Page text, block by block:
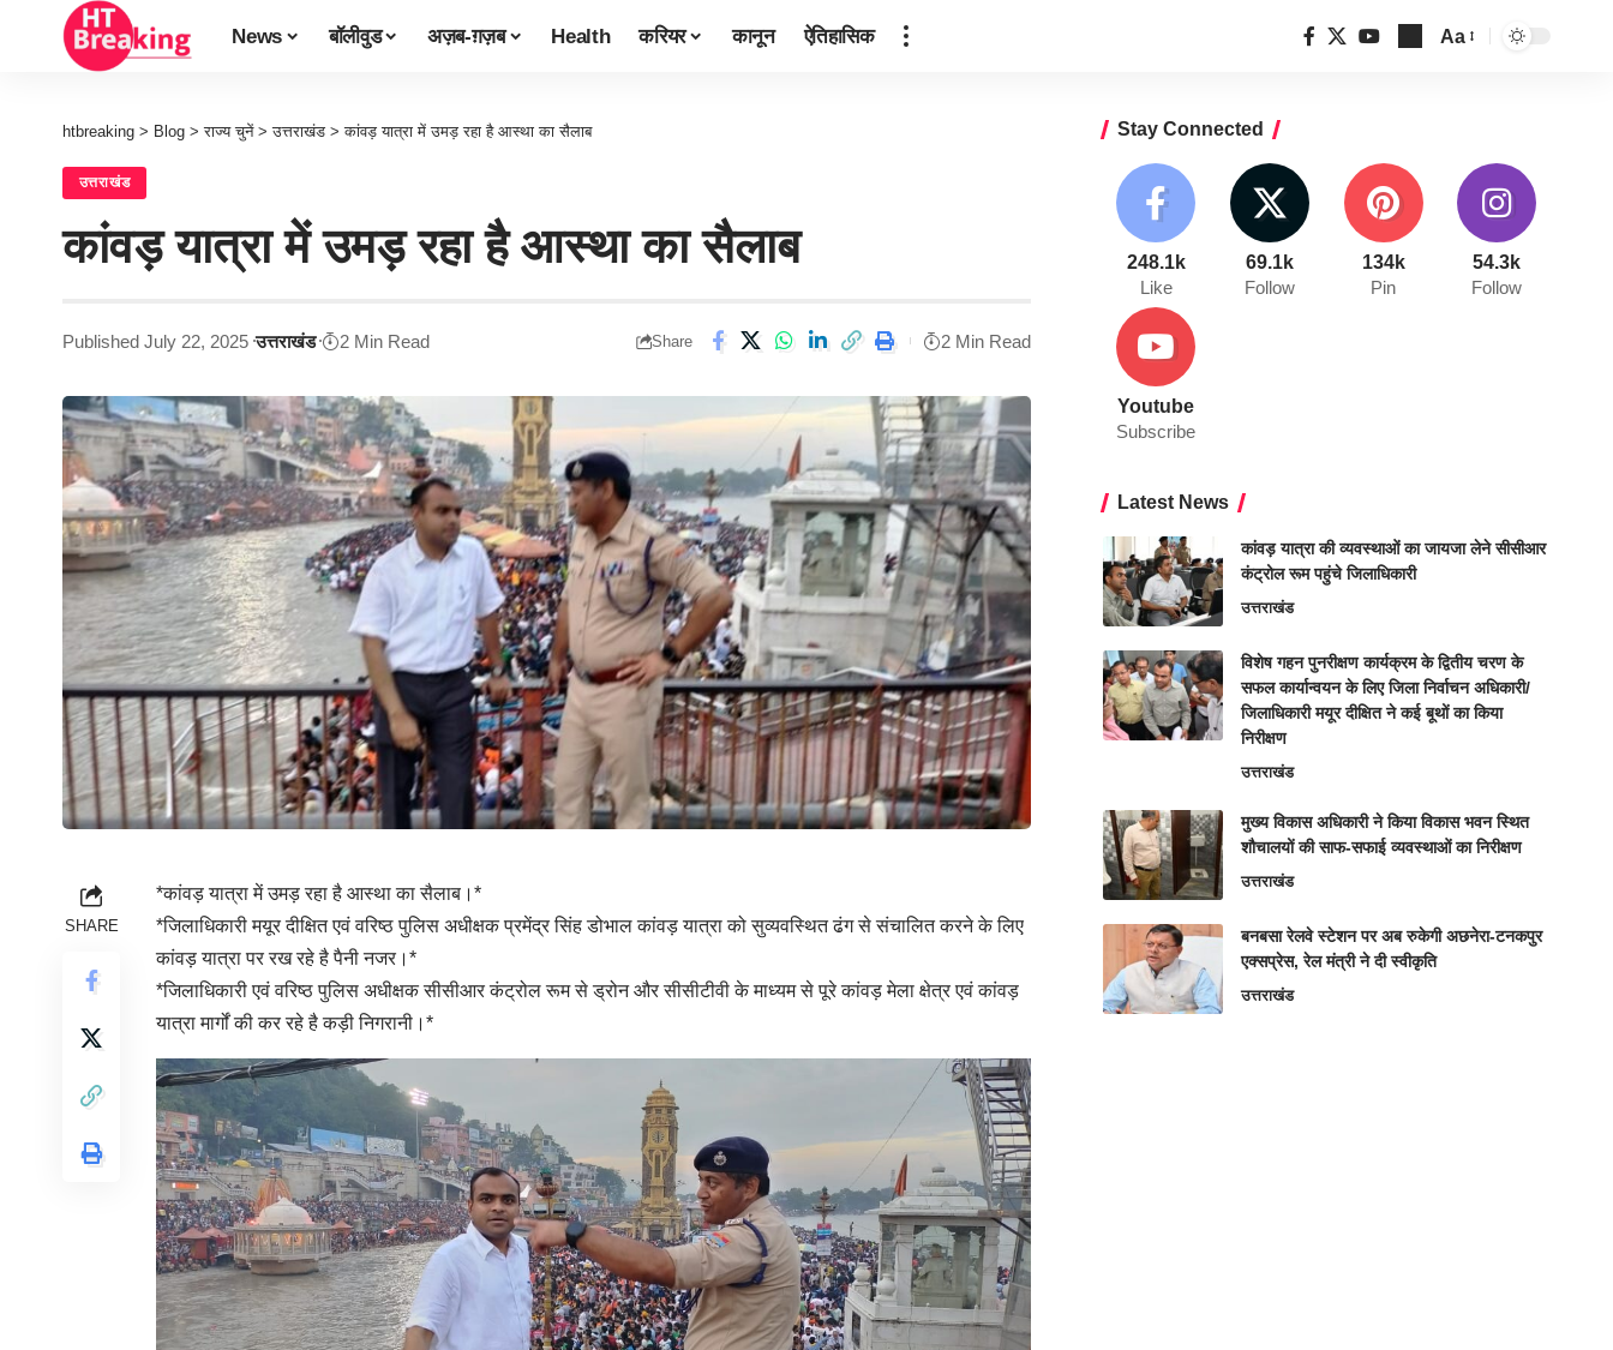
News बॉलीवुड अज़ब-ग़ज़ब Health करियर कानून ऐतिहासिक Aa
htbreaking > Blog >राज्य चुनें >उत्तराखंड >कांवड़ यात्रा में उमड़ रहा है आस्था का सैलाब
उत्तराखंड
कांवड़ यात्रा में उमड़ रहा है आस्था का सैलाब
Published July 22, 2025 उत्तराखंड 2 Min Read Share 2 Min Read
SHARE
*कांवड़ यात्रा में उमड़ रहा है आस्था का सैलाब।*
*जिलाधिकारी मयूर दीक्षित एवं वरिष्ठ पुलिस अधीक्षक प्रमेंद्र सिंह डोभाल कांवड़ यात्रा को सुव्यवस्थित ढंग से संचालित करने के लिए
कांवड़ यात्रा पर रख रहे है पैनी नजर।*
*जिलाधिकारी एवं वरिष्ठ पुलिस अधीक्षक सीसीआर कंट्रोल रूम से ड्रोन और सीसीटीवी के माध्यम से पूरे कांवड़ मेला क्षेत्र एवं कांवड़
यात्रा मार्गों की कर रहे है कड़ी निगरानी।*
Stay Connected
248.1k
Like
69.1k
Follow
134k
Pin
54.3k
Follow
Youtube
Subscribe
Latest News
कांवड़ यात्रा की व्यवस्थाओं का जायजा लेने सीसीआर
कंट्रोल रूम पहुंचे जिलाधिकारी
उत्तराखंड
विशेष गहन पुनरीक्षण कार्यक्रम के द्वितीय चरण के
सफल कार्यान्वयन के लिए जिला निर्वाचन अधिकारी/
जिलाधिकारी मयूर दीक्षित ने कई बूथों का किया
निरीक्षण
उत्तराखंड
मुख्य विकास अधिकारी ने किया विकास भवन स्थित
शौचालयों की साफ-सफाई व्यवस्थाओं का निरीक्षण
उत्तराखंड
बनबसा रेलवे स्टेशन पर अब रुकेगी अछनेरा-टनकपुर
एक्सप्रेस, रेल मंत्री ने दी स्वीकृति
उत्तराखंड